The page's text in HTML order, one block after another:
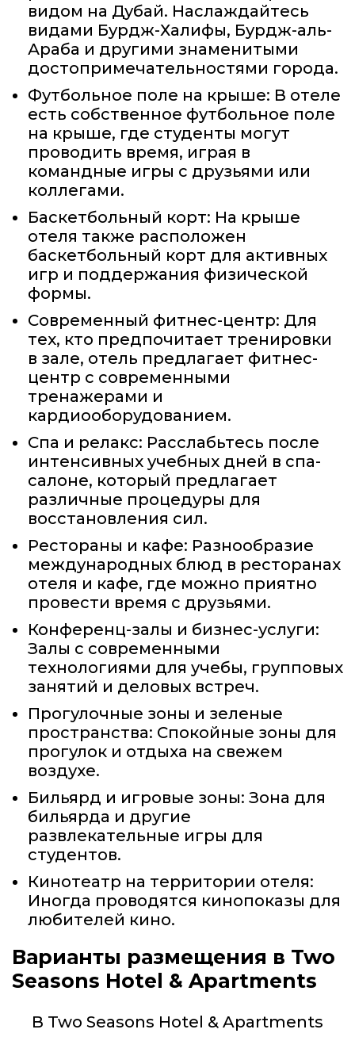
видом на Дубай. Наслаждайтесь
видами Бурдж-Халифы, Бурдж-аль-
Араба и другими знаменитыми
достопримечательностями города.
Футбольное поле на крыше: В отеле
есть собственное футбольное поле
на крыше, где студенты могут
проводить время, играя в
командные игры с друзьями или
коллегами.
Баскетбольный корт: На крыше
отеля также расположен
баскетбольный корт для активных
игр и поддержания физической
формы.
Современный фитнес-центр: Для
тех, кто предпочитает тренировки
в зале, отель предлагает фитнес-
центр с современными
тренажерами и
кардиооборудованием.
Спа и релакс: Расслабьтесь после
интенсивных учебных дней в спа-
салоне, который предлагает
различные процедуры для
восстановления сил.
Рестораны и кафе: Разнообразие
международных блюд в ресторанах
отеля и кафе, где можно приятно
провести время с друзьями.
Конференц-залы и бизнес-услуги:
Залы с современными
технологиями для учебы, групповых
занятий и деловых встреч.
Прогулочные зоны и зеленые
пространства: Спокойные зоны для
прогулок и отдыха на свежем
воздухе.
Бильярд и игровые зоны: Зона для
бильярда и другие
развлекательные игры для
студентов.
Кинотеатр на территории отеля:
Иногда проводятся кинопоказы для
любителей кино.
Варианты размещения в Two
Seasons Hotel & Apartments
В Two Seasons Hotel & Apartments